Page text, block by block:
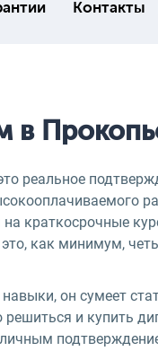
Контакты
в
реальное
краткосрочные
как минимум,
он сумеет
и купить